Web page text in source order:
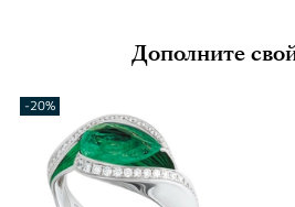
Дополните
-20%